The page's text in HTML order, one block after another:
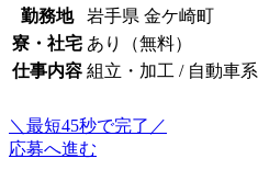
勤務地
岩手県 金ケ崎町
寮・社宅 あり（無料）
仕事内容 組立・加工 / 自動車
＼最短45秒で完了／
応募へ進む